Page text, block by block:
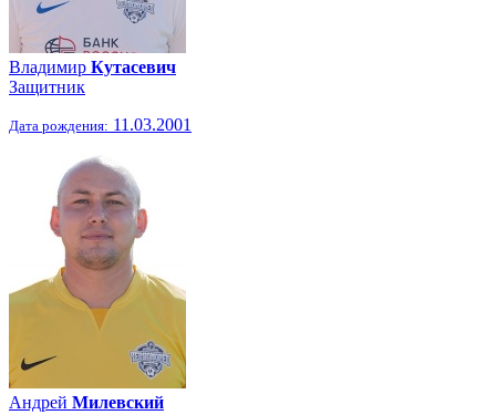
Владимир Кутасевич
Защитник
Дата рождения: 11.03.2001
Андрей Милевский